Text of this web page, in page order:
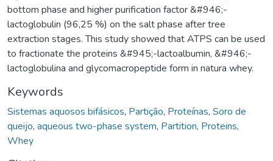
bottom phase and higher purification factor &#946;-
lactoglobulin (96,25 %) on the salt phase after tree
extraction stages. This study showed that ATPS can be used
to fractionate the proteins &#945;-lactoalbumin, &#946;-
lactoglobulina and glycomacropeptide form in natura whey.
Keywords
Sistemas aquosos bifásicos, Partição, Proteínas, Soro de
queijo, aqueous two-phase system, Partition, Proteins,
Whey